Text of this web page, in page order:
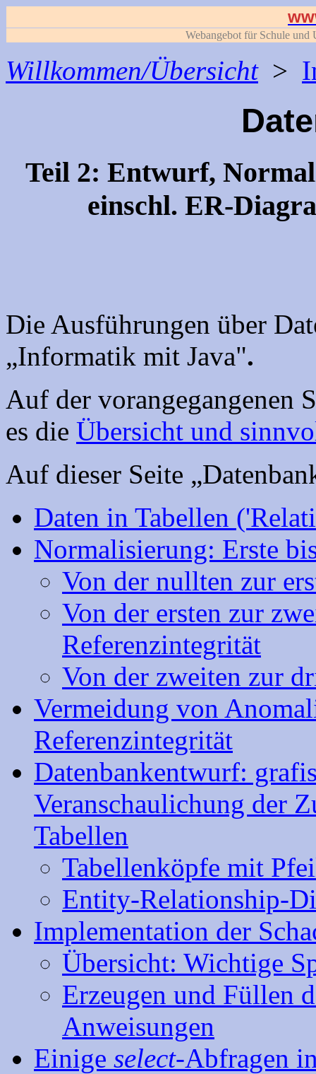
Webangebot für Schule
Willkommen/Übersicht>
Teil 2: Entwurf,
einschl. ER-
Die Ausführungen über
„Informatik mit Java".
Auf der vorangegangenen
es die Übersicht und
Auf dieser Seite
Daten in Tabellen
Normalisierung: Erste
Von der nullten zur
Von der ersten zur
Referenzintegrität
Von der zweiten zur
Vermeidung von
Referenzintegrität
Datenbankentwurf:
Veranschaulichung der
Tabellen
Tabellenköpfe mit
Entity-Relationship-
Implementation der
Übersicht: Wichtige
Erzeugen und Füllen
Anweisungen
Einige select-Abfragen